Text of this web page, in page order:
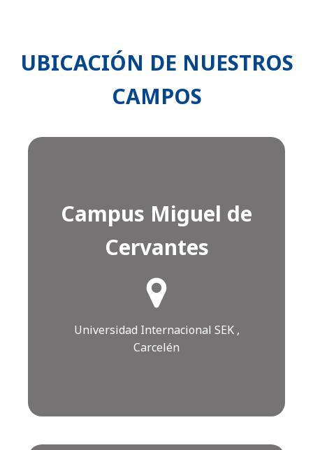
UBICACIÓN DE NUESTROS
CAMPOS
Campus Miguel de
Cervantes
Universidad Internacional SEK ,
Carcelén
¿Cómo llegar?
Click AQUÍ